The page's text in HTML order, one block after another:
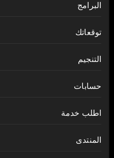
البرامج
توقعاتك
التنجيم
حسابات
اطلب خدمة
المنتدى